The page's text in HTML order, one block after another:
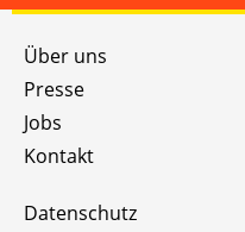
Über uns
Presse
Jobs
Kontakt
Datenschutz